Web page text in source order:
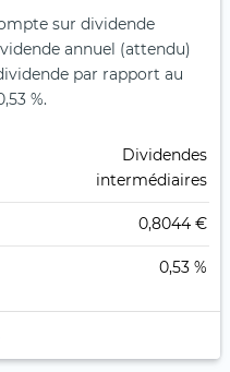
sur dividende
annuel (attendu)
par rapport au
%.
Dividendes
intermédiaires
0,8044 €
0,53 %